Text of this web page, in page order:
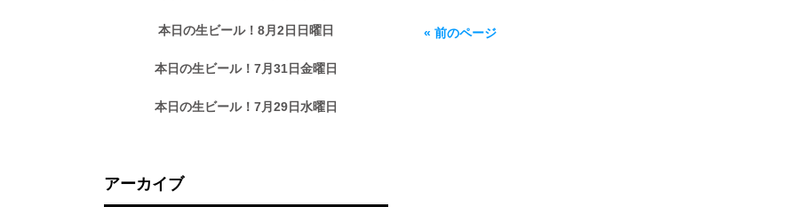
« 前のページ
本日の生ビール！8月2日日曜日
本日の生ビール！7月31日金曜日
本日の生ビール！7月29日水曜日
アーカイブ